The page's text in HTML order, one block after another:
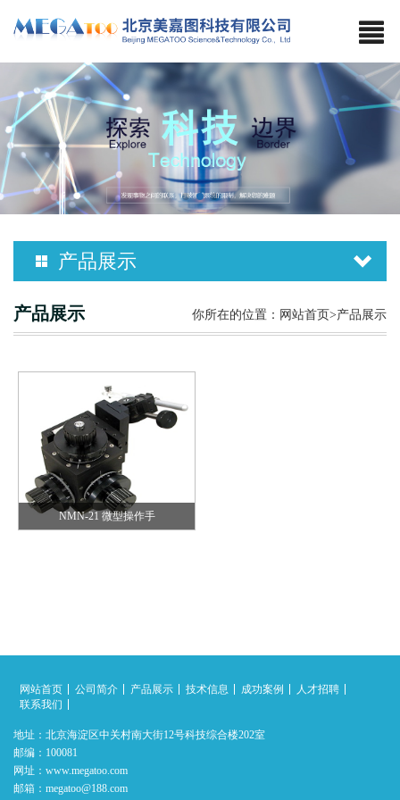
产品展示
产品展示 你所在的位置： 网站首页>产品展示
NMN-21 微型操作手
NMN-21 微型操作手
网站首页 公司简介 产品展示 技术信息 成功案例
人才招聘
联系我们
地址：北京海淀区中关村南大街12号科技综合楼202室
邮编：100081
网址：www.megatoo.com
邮箱：megatoo@188.com